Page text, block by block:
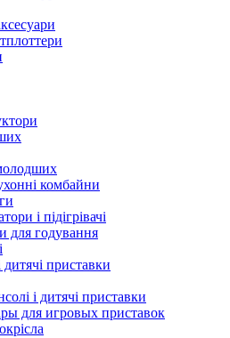
комбайни
і підігрівачі
для годування
дитячі приставки
і дитячі приставки
для игровых приставок